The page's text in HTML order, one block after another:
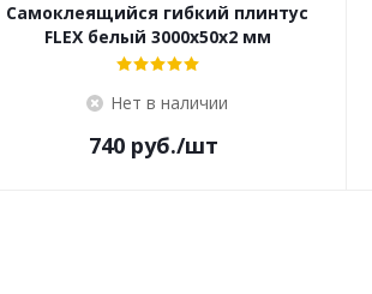
Самоклеящийся гибкий плинтус
FLEX белый 3000х50х2 мм
Нет в наличии
740руб./шт